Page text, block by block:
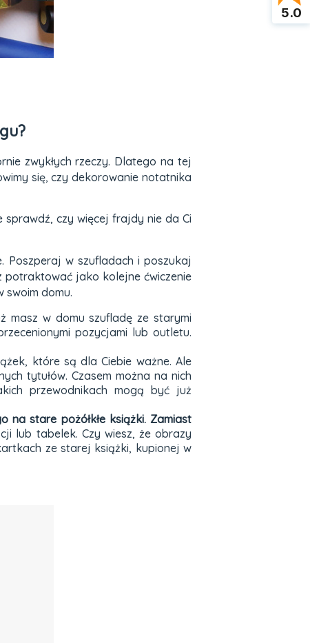
zwykłych rzeczy. Dlatego na tej
się, czy dekorowanie notatnika
sprawdź, czy więcej frajdy nie da Ci
Poszperaj w szufladach i poszukaj
potraktować jako kolejne ćwiczenie
swoim domu.
masz w domu szufladę ze starymi
pozycjami lub outletu.
które są dla Ciebie ważne. Ale
tytułów. Czasem można na nich
przewodnikach mogą być już
na stare pożółkłe książki. Zamiast
lub tabelek. Czy wiesz, że obrazy
ze starej książki, kupionej w
5.0